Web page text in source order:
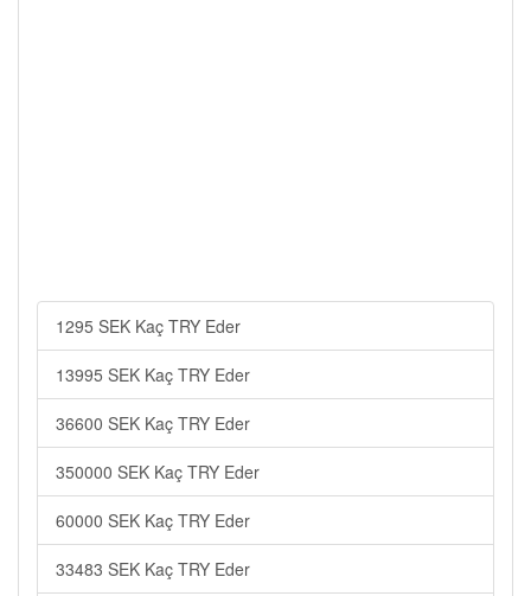
1295 SEK Kaç TRY Eder
13995 SEK Kaç TRY Eder
36600 SEK Kaç TRY Eder
350000 SEK Kaç TRY Eder
60000 SEK Kaç TRY Eder
33483 SEK Kaç TRY Eder